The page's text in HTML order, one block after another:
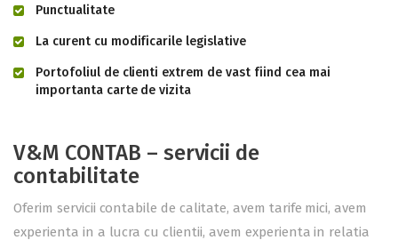
Punctualitate
La curent cu modificarile legislative
Portofoliul de clienti extrem de vast fiind cea mai
importanta carte de vizita
V&M CONTAB – servicii de
contabilitate
Oferim servicii contabile de calitate, avem tarife mici, avem
experienta in a lucra cu clientii, avem experienta in relatia